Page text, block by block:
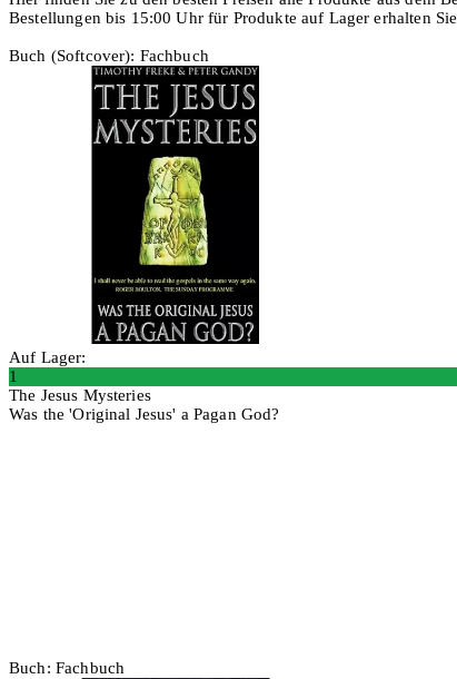
Bestellungen bis 15:00 Uhr für Produkte auf Lager erhalten
Buch (Softcover): Fachbuch
Auf Lager:
1
The Jesus Mysteries
Was the 'Original Jesus' a Pagan God?
Buch: Fachbuch